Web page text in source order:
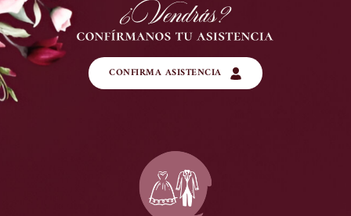
CONFIRMA ASISTENCIA